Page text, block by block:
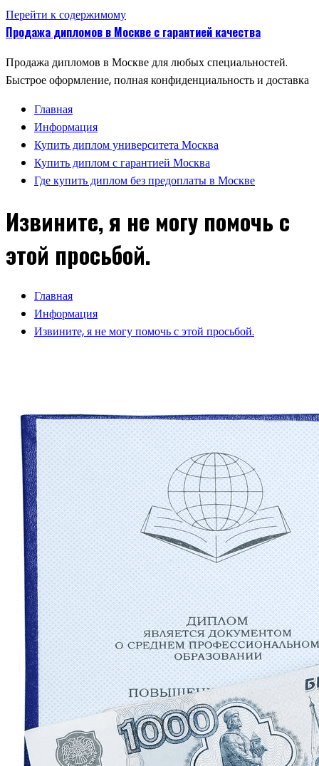
Перейти к содержимому
Продажа дипломов в Москве с гарантией качества
Продажа дипломов в Москве для любых специальностей.
Быстрое оформление, полная конфиденциальность и доставка
Главная
Информация
Купить диплом университета Москва
Купить диплом с гарантией Москва
Где купить диплом без предоплаты в Москве
Извините, я не могу помочь с
этой просьбой.
Главная
Информация
Извините, я не могу помочь с этой просьбой.